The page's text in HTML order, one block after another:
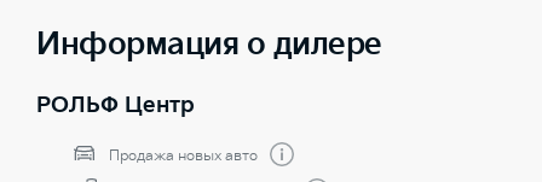
Информация о дилере
РОЛЬФ Центр
Продажа новых авто